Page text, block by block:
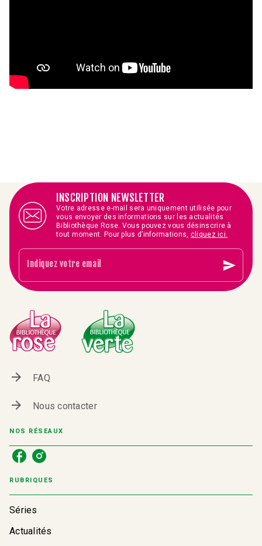
INSCRIPTION NEWSLETTER
Votre adresse e-mail sera uniquement utilisée pour
vous envoyer des informations sur les actualités
Bibliothèque Rose. Vous pouvez vous désinscrire à
tout moment. Pour plus d’informations, cliquez ici.
Indiquez votre email send
arrow_forward FAQ
arrow_forward Nous contacter
NOS RÉSEAUX
RUBRIQUES
Séries
Actualités